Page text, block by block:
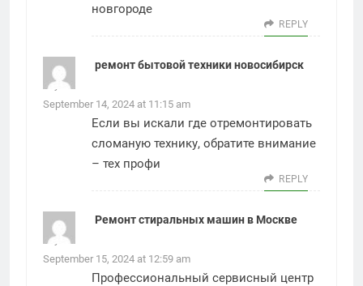
новгороде
REPLY
ремонт бытовой техники новосибирск
says:
September 14, 2024 at 11:15 am
Если вы искали где отремонтировать
сломаную технику, обратите внимание
– тех профи
REPLY
Ремонт стиральных машин в Москве
says:
September 15, 2024 at 12:59 am
Профессиональный сервисный центр